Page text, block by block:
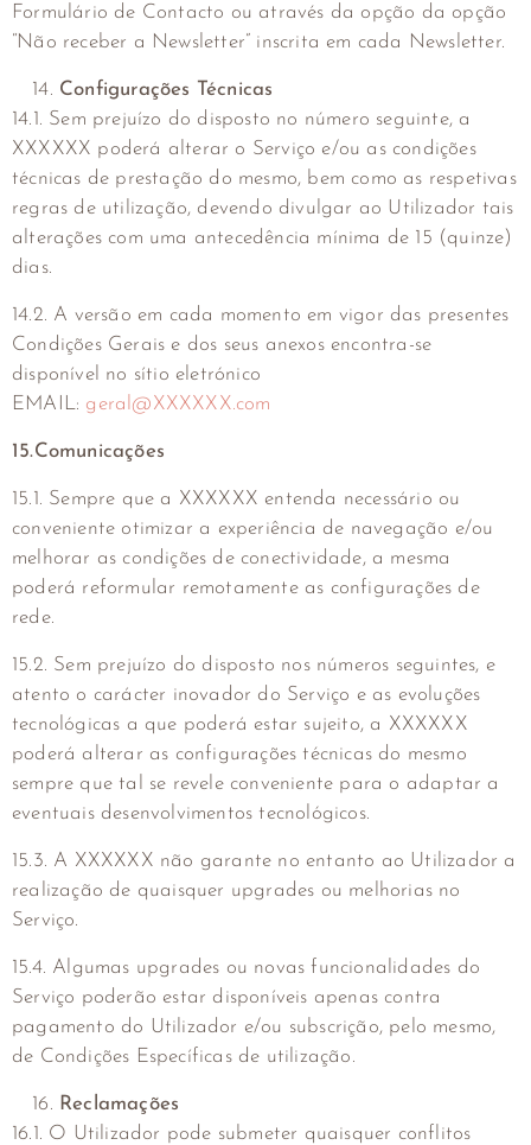
Formulário de Contacto ou através da opção da opção
“Não receber a Newsletter” inscrita em cada Newsletter.
Configurações Técnicas
14.1. Sem prejuízo do disposto no número seguinte, a
XXXXXX poderá alterar o Serviço e/ou as condições
técnicas de prestação do mesmo, bem como as respetivas
regras de utilização, devendo divulgar ao Utilizador tais
alterações com uma antecedência mínima de 15 (quinze)
dias.
14.2. A versão em cada momento em vigor das presentes
Condições Gerais e dos seus anexos encontra-se
disponível no sítio eletrónico
EMAIL: geral@XXXXXX.com
15.Comunicações
15.1. Sempre que a XXXXXX entenda necessário ou
conveniente otimizar a experiência de navegação e/ou
melhorar as condições de conectividade, a mesma
poderá reformular remotamente as configurações de
rede.
15.2. Sem prejuízo do disposto nos números seguintes, e
atento o carácter inovador do Serviço e as evoluções
tecnológicas a que poderá estar sujeito, a XXXXXX
poderá alterar as configurações técnicas do mesmo
sempre que tal se revele conveniente para o adaptar a
eventuais desenvolvimentos tecnológicos.
15.3. A XXXXXX não garante no entanto ao Utilizador a
realização de quaisquer upgrades ou melhorias no
Serviço.
15.4. Algumas upgrades ou novas funcionalidades do
Serviço poderão estar disponíveis apenas contra
pagamento do Utilizador e/ou subscrição, pelo mesmo,
de Condições Específicas de utilização.
Reclamações
16.1. O Utilizador pode submeter quaisquer conflitos